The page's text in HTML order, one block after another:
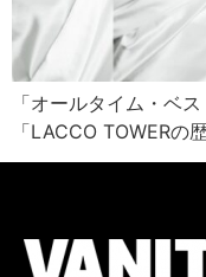
「オールタイム・ベ
「LACCO TOWERの